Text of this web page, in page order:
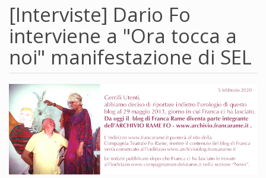
[Interviste] Dario Fo
interviene a "Ora tocca a
noi" manifestazione di SEL